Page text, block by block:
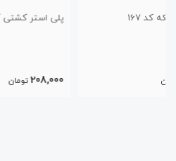
پلی استر کشتی کد 139